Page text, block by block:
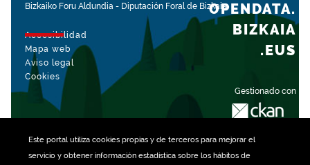
Este portal utiliza cookiespropias y de terceros para mejorar el
servicio y obtener información estadística sobre los hábitos de
Bizkaiko Foru Aldundia - Diputación Foral de Bizkaia
Accesibilidad
Mapa web
Aviso legal
Cookies
Gestionado con
OPENDATA.
BIZKAIA
.EUS